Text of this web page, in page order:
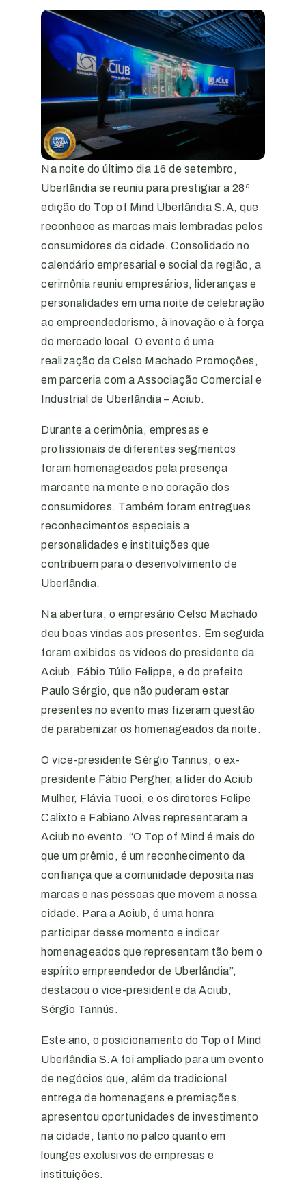
Na noite do último dia 16 de setembro,
Uberlândia se reuniu para prestigiar a 28ª
edição do Top of Mind Uberlândia S.A, que
reconhece as marcas mais lembradas pelos
consumidores da cidade. Consolidado no
calendário empresarial e social da região, a
cerimônia reuniu empresários, lideranças e
personalidades em uma noite de celebração
ao empreendedorismo, à inovação e à força
do mercado local. O evento é uma
realização da Celso Machado Promoções,
em parceria com a Associação Comercial e
Industrial de Uberlândia – Aciub.
Durante a cerimônia, empresas e
profissionais de diferentes segmentos
foram homenageados pela presença
marcante na mente e no coração dos
consumidores. Também foram entregues
reconhecimentos especiais a
personalidades e instituições que
contribuem para o desenvolvimento de
Uberlândia.
Na abertura, o empresário Celso Machado
deu boas vindas aos presentes. Em seguida
foram exibidos os vídeos do presidente da
Aciub, Fábio Túlio Felippe, e do prefeito
Paulo Sérgio, que não puderam estar
presentes no evento mas fizeram questão
de parabenizar os homenageados da noite.
O vice-presidente Sérgio Tannus, o ex-
presidente Fábio Pergher, a líder do Aciub
Mulher, Flávia Tucci, e os diretores Felipe
Calixto e Fabiano Alves representaram a
Aciub no evento. “O Top of Mind é mais do
que um prêmio, é um reconhecimento da
confiança que a comunidade deposita nas
marcas e nas pessoas que movem a nossa
cidade. Para a Aciub, é uma honra
participar desse momento e indicar
homenageados que representam tão bem o
espírito empreendedor de Uberlândia”,
destacou o vice-presidente da Aciub,
Sérgio Tannús.
Este ano, o posicionamento do Top of Mind
Uberlândia S.A foi ampliado para um evento
de negócios que, além da tradicional
entrega de homenagens e premiações,
apresentou oportunidades de investimento
na cidade, tanto no palco quanto em
lounges exclusivos de empresas e
instituições.